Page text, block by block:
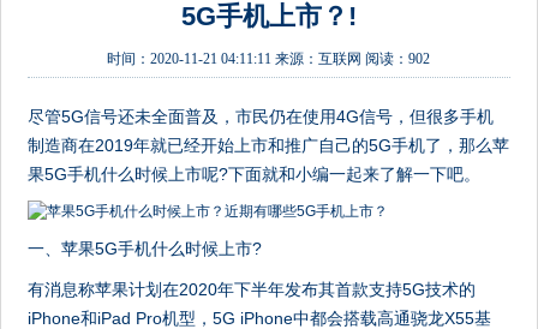
5G手机上市？!
时间：2020-11-21 04:11:11 来源：互联网 阅读：902
尽管5G信号还未全面普及，市民仍在使用4G信号，但很多手机
制造商在2019年就已经开始上市和推广自己的5G手机了，那么苹
果5G手机什么时候上市呢?下面就和小编一起来了解一下吧。
一、苹果5G手机什么时候上市?
有消息称苹果计划在2020年下半年发布其首款支持5G技术的
iPhone和iPad Pro机型，5G iPhone中都会搭载高通骁龙X55基